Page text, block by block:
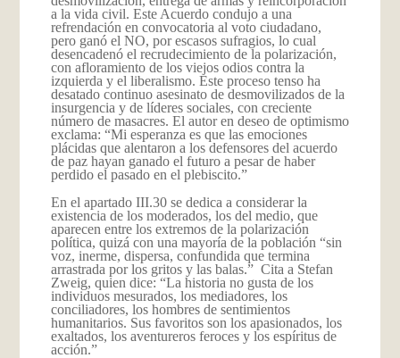
a la vida civil. Este Acuerdo condujo a una
refrendación en convocatoria al voto ciudadano,
pero ganó el NO, por escasos sufragios, lo cual
desencadenó el recrudecimiento de la polarización,
con afloramiento de los viejos odios contra la
izquierda y el liberalismo. Este proceso tenso ha
desatado continuo asesinato de desmovilizados de la
insurgencia y de líderes sociales, con creciente
número de masacres. El autor en deseo de optimismo
exclama: “Mi esperanza es que las emociones
plácidas que alentaron a los defensores del acuerdo
de paz hayan ganado el futuro a pesar de haber
perdido el pasado en el plebiscito.”
En el apartado III.30 se dedica a considerar la
existencia de los moderados, los del medio, que
aparecen entre los extremos de la polarización
política, quizá con una mayoría de la población “sin
voz, inerme, dispersa, confundida que termina
arrastrada por los gritos y las balas.” Cita a Stefan
Zweig, quien dice: “La historia no gusta de los
individuos mesurados, los mediadores, los
conciliadores, los hombres de sentimientos
humanitarios. Sus favoritos son los apasionados, los
exaltados, los aventureros feroces y los espíritus de
acción.”